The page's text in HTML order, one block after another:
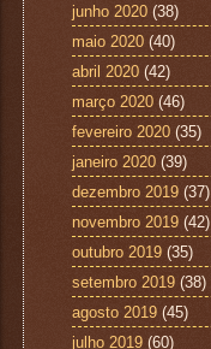
junho 2020 (38)
maio 2020 (40)
abril 2020 (42)
março 2020 (46)
fevereiro 2020 (35)
janeiro 2020 (39)
dezembro 2019 (37)
novembro 2019 (42)
outubro 2019 (35)
setembro 2019 (38)
agosto 2019 (45)
julho 2019 (60)